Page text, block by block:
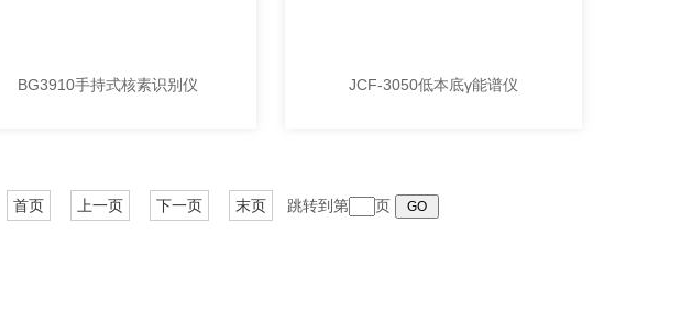
BG3910手持式核素识别仪 JCF-3050低本底γ能谱仪
首页 上一页 下一页 末页 跳转到第 页